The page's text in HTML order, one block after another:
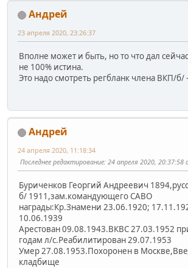
Андрей
23 апреля 2020, 23:26:37
Вполне может и быть, но то что дал
не 100% истина.
Это надо смотреть регбланк члена ВКП/б/
Андрей
24 апреля 2020, 11:18:34
Последнее редактирование: 24 апреля 2020, 20:37:58
Буриченков Георгий Андреевич
б/ 1911,зам.командующего САВО
награды:Кр.Знамени 23.06.1920;
10.06.1939
Арестован 09.08.1943.ВКВС 27.03.1952
годам л/с.Реабилитирован 29.07.1953
Умер 27.08.1953.Похоронен в
кладбище